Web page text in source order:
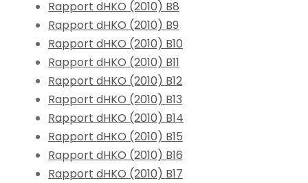
Rapport dHKO (2010) B8
Rapport dHKO (2010) B9
Rapport dHKO (2010) B10
Rapport dHKO (2010) B11
Rapport dHKO (2010) B12
Rapport dHKO (2010) B13
Rapport dHKO (2010) B14
Rapport dHKO (2010) B15
Rapport dHKO (2010) B16
Rapport dHKO (2010) B17